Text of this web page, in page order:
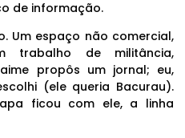
de informação.
Um espaço não comercial,
trabalho de militância,
propôs um jornal; eu,
(ele queria Bacurau).
ficou com ele, a linha